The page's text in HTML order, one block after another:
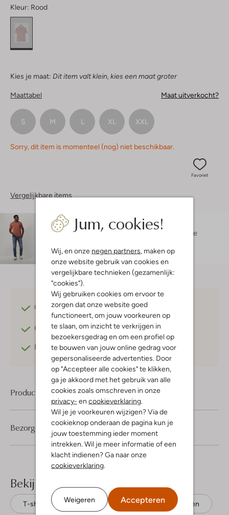
Jum, cookies!
Wij, en onze negen partners, maken op
onze website gebruik van cookies en
vergelijkbare technieken (gezamenlijk:
"cookies").
Wij gebruiken cookies om ervoor te
zorgen dat onze website goed
functioneert, om jouw voorkeuren op
te slaan, om inzicht te verkrijgen in
bezoekersgedrag en om een profiel op
te bouwen van jouw online gedrag voor
gepersonaliseerde advertenties. Door
op "Accepteer alle cookies" te klikken,
ga je akkoord met het gebruik van alle
cookies zoals omschreven in onze
privacy- en cookieverklaring.
Wil je je voorkeuren wijzigen? Via de
cookieknop onderaan de pagina kun je
jouw toestemming ieder moment
intrekken. Wil je meer informatie of een
klacht indienen? Ga naar onze
cookieverklaring.
Weigeren Accepteren
Kleur: Rood
Kies je maat: Dit item valt klein, kies een maat groter
Maattabel Maat uitverkocht?
S M L XL XXL
Sorry, dit item is momenteel (nog) niet beschikbaar.
Favoriet
Vergelijkbare items
Maatadvies
Ibrahim is 1 meter 88 lang en draagt maat L.
De
Gratis verzendingvanaf €75,-
Gratis retournerenbinnen 30 dagen*
Betaal achterafmet Klarna
Product informatie
Bezorgen & retourneren
Bekijk meer
T-shirts Dstrezzed Biologisch katoen